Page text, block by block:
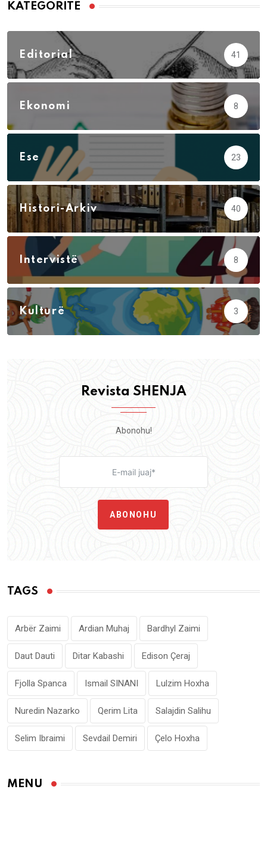
KATEGORITË
Editorial 41
Ekonomi 8
Ese 23
Histori-Arkiv 40
Intervistë 8
Kulturë 3
Revista SHENJA
Abonohu!
ABONOHU
TAGS
Arbër Zaimi Ardian Muhaj Bardhyl Zaimi
Daut Dauti Ditar Kabashi Edison Çeraj
Fjolla Spanca Ismail SINANI Lulzim Hoxha
Nuredin Nazarko Qerim Lita Salajdin Salihu
Selim Ibraimi Sevdail Demiri Çelo Hoxha
MENU